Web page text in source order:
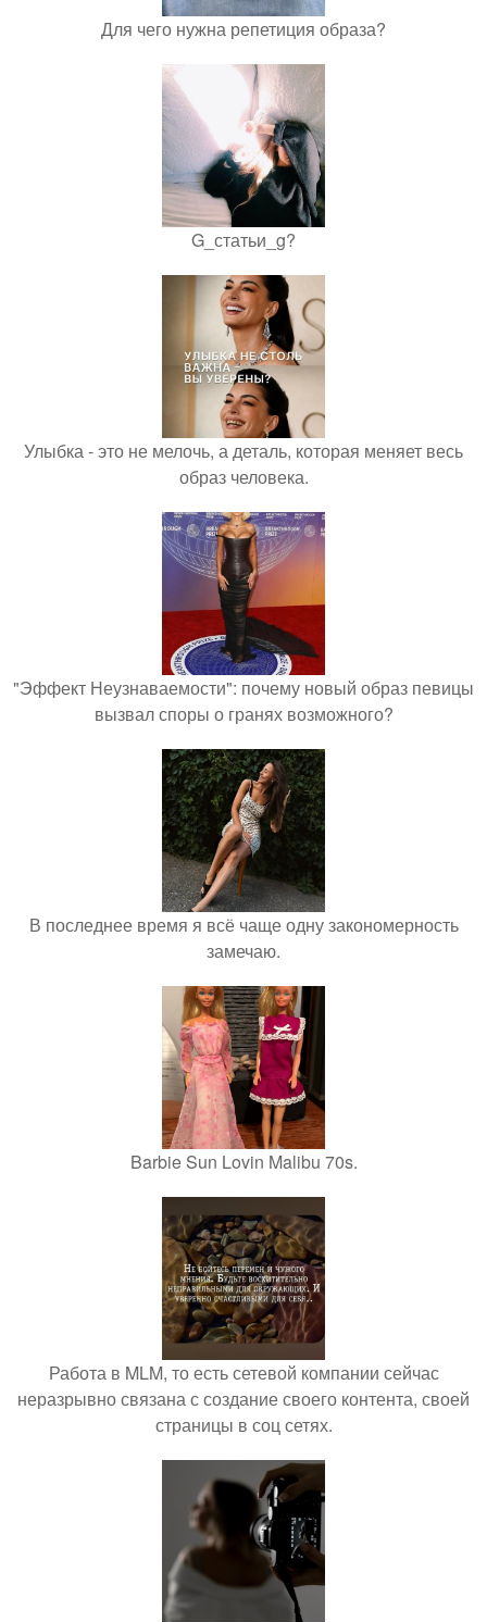
Для чего нужна репетиция образа?
G_статьи_g?
Улыбка - это не мелочь, а деталь, которая меняет весь
образ человека.
"Эффект Неузнаваемости": почему новый образ певицы
вызвал споры о гранях возможного?
В последнее время я всё чаще одну закономерность
замечаю.
Barbie Sun Lovin Malibu 70s.
Работа в MLM, то есть сетевой компании сейчас
неразрывно связана с создание своего контента, своей
страницы в соц сетях.